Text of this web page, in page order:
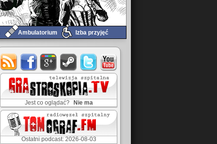
Ambulatorium Izba przyjęć
Jest co oglądać? Nie ma
Ostatni podcast: 2026-08-03